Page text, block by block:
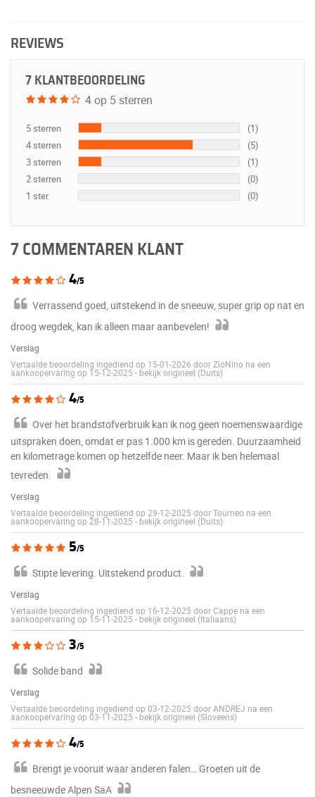
REVIEWS
7 KLANTBEOORDELING
4 op 5 sterren
5 sterren
(1)
4 sterren
(5)
3 sterren
(1)
2 sterren
(0)
1 ster
(0)
7 COMMENTAREN KLANT
4/5
Verrassend goed, uitstekend in de sneeuw, super grip op nat en
droog wegdek, kan ik alleen maar aanbevelen!
Verslag
Vertaalde beoordeling ingediend op 15-01-2026 door ZioNino na een
aankoopervaring op 15-12-2025 - bekijk origineel (Duits)
4/5
Over het brandstofverbruik kan ik nog geen noemenswaardige
uitspraken doen, omdat er pas 1.000 km is gereden. Duurzaamheid
en kilometrage komen op hetzelfde neer. Maar ik ben helemaal
tevreden.
Verslag
Vertaalde beoordeling ingediend op 29-12-2025 door Tourneo na een
aankoopervaring op 28-11-2025 - bekijk origineel (Duits)
5/5
Stipte levering. Uitstekend product.
Verslag
Vertaalde beoordeling ingediend op 16-12-2025 door Cappe na een
aankoopervaring op 15-11-2025 - bekijk origineel (Italiaans)
3/5
Solide band
Verslag
Vertaalde beoordeling ingediend op 03-12-2025 door ANDREJ na een
aankoopervaring op 03-11-2025 - bekijk origineel (Sloveens)
4/5
Brengt je vooruit waar anderen falen… Groeten uit de
besneeuwde Alpen SaA